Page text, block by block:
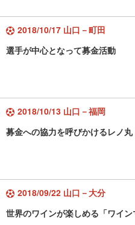
2018/10/17 山口－町田
選手が中心となって募金活動
2018/10/13 山口－福岡
募金への協力を呼びかけるレノ丸
2018/09/22 山口－大分
世界のワインが楽しめる「ワイ